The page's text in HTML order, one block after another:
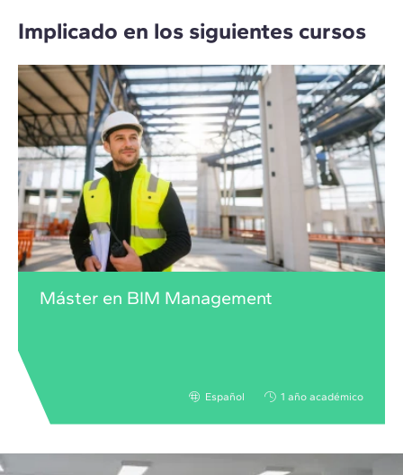
Implicado en los siguientes cursos
Máster en BIM Management
Español 1 año académico